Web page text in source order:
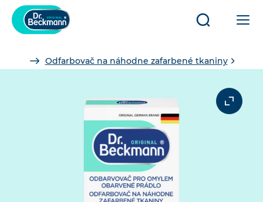
Otvoriť/
Odfarbovač na náhodne zafarbené tkaniny